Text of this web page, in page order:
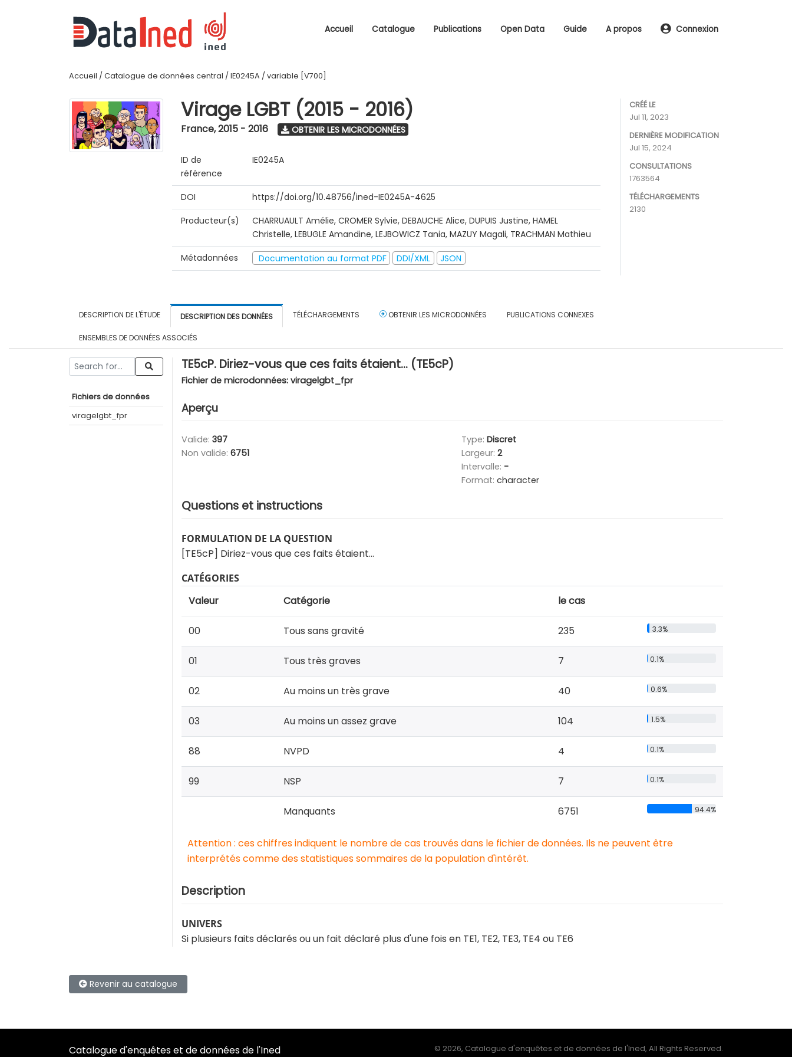
Accueil Catalogue Publications Open Data Guide A propos Connexion
Accueil / Catalogue de données central / IE0245A / variable [V700]
Virage LGBT (2015 - 2016)
France,2015 - 2016 OBTENIR LES MICRODONNÉES
ID de
référence
IE0245A
DOI
https://doi.org/10.48756/ined-IE0245A-4625
Producteur(s)
CHARRUAULT Amélie, CROMER Sylvie, DEBAUCHE Alice, DUPUIS Justine, HAMEL
Christelle, LEBUGLE Amandine, LEJBOWICZ Tania, MAZUY Magali, TRACHMAN Mathieu
Métadonnées
Documentation au format PDF DDI/XML JSON
CRÉÉ LE
Jul 11, 2023
DERNIÈRE MODIFICATION
Jul 15, 2024
CONSULTATIONS
1763564
TÉLÉCHARGEMENTS
2130
DESCRIPTION DE L'ÉTUDE DESCRIPTION DES DONNÉES TÉLÉCHARGEMENTS OBTENIR LES MICRODONNÉES PUBLICATIONS CONNEXES
ENSEMBLES DE DONNÉES ASSOCIÉS
Fichiers de données
viragelgbt_fpr
TE5cP. Diriez-vous que ces faits étaient… (TE5cP)
Fichier de microdonnées: viragelgbt_fpr
Aperçu
Valide: 397
Non valide: 6751
Type: Discret
Largeur: 2
Intervalle: -
Format: character
Questions et instructions
FORMULATION DE LA QUESTION
[TE5cP] Diriez-vous que ces faits étaient…
CATÉGORIES
Valeur Catégorie le cas
00 Tous sans gravité 235 3.3%
01 Tous très graves 7 0.1%
02 Au moins un très grave 40 0.6%
03 Au moins un assez grave 104 1.5%
88 NVPD 4 0.1%
99 NSP 7 0.1%
Manquants 6751 94.4%
Attention : ces chiffres indiquent le nombre de cas trouvés dans le fichier de données. Ils ne peuvent être
interprétés comme des statistiques sommaires de la population d'intérêt.
Description
UNIVERS
Si plusieurs faits déclarés ou un fait déclaré plus d'une fois en TE1, TE2, TE3, TE4 ou TE6
Revenir au catalogue
Catalogue d'enquêtes et de données de l'Ined © 2026, Catalogue d'enquêtes et de données de l'Ined, All Rights Reserved.